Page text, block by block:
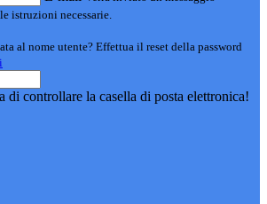
istruzioni necessarie.
al nome utente? Effettua il reset della password
di controllare la casella di posta elettronica!